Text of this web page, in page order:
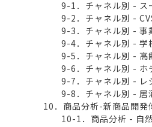
9-1．チャネル別 - ス
9-2．チャネル別 -
9-3．チャネル別 - 事
9-4．チャネル別 - 学
9-5．チャネル別 - 高
9-6．チャネル別 - ホ
9-7．チャネル別 - レ
9-8．チャネル別 - 居
10．商品分析-新商品開発
10-1．商品分析 - 自